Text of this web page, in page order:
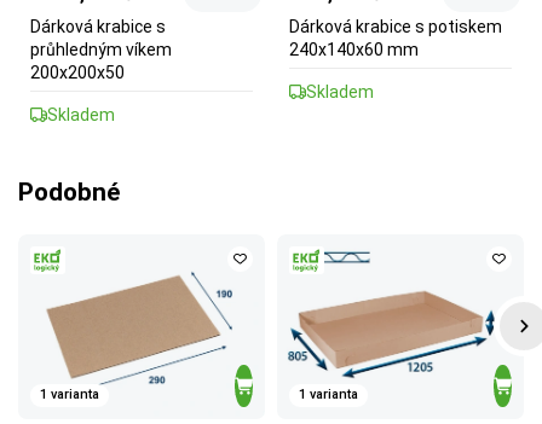
Dárková krabice s
průhledným víkem
200x200x50
Skladem
Dárková krabice s potiskem
240x140x60 mm
Skladem
Podobné
1 varianta 1 varianta